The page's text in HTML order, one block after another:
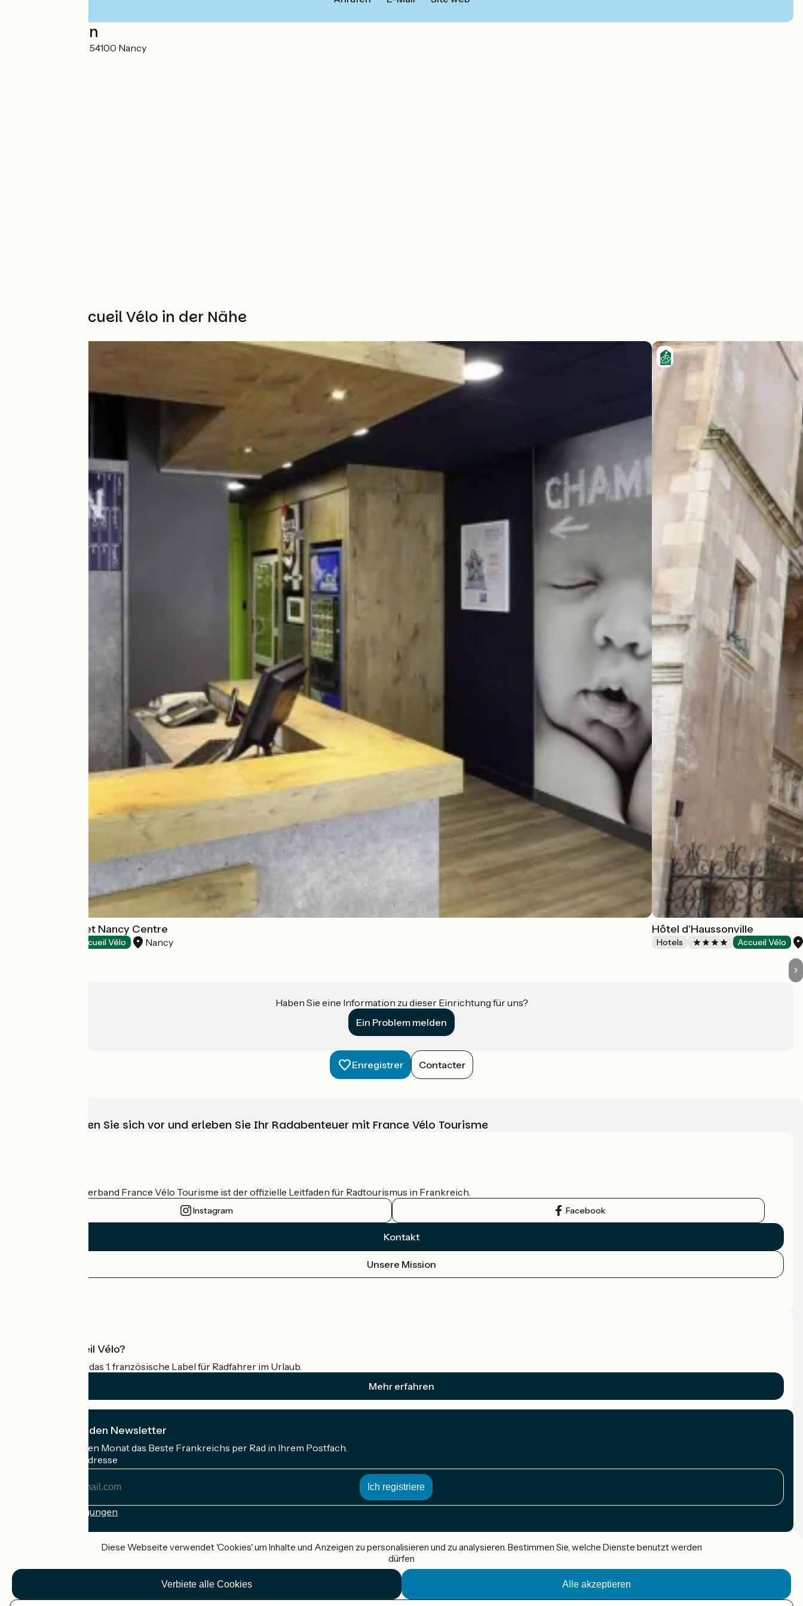
Localisation
5 Rue des Carmes 54100 Nancy
Weitere Accueil Vélo in der Nähe
Hôtel Ibis Budget Nancy Centre
Accueil Vélo Nancy
Hôtel d'Haussonville
Hotels Accueil Vélo
Haben Sie eine Information zu dieser Einrichtung für uns?
Ein Problem melden
Enregistrer Contacter
Wählen, bereiten Sie sich vor und erleben Sie Ihr Radabenteuer mit France Vélo Tourisme
Der nationale Verband France Vélo Tourisme ist der offizielle Leitfaden für Radtourismus in Frankreich.
Instagram Facebook
Kontakt
Unsere Mission
Was ist Accueil Vélo?
Accueil Vélo ist das 1. französische Label für Radfahrer im Urlaub.
Mehr erfahren
Ich abonniere den Newsletter
Erhalten Sie jeden Monat das Beste Frankreichs per Rad in Ihrem Postfach.
Meine E-Mail-Adresse
Anmeldebedingungen
Accueil Vélo Pro
Diese Webseite verwendet 'Cookies' um Inhalte und Anzeigen zu personalisieren und zu analysieren. Bestimmen Sie, welche Dienste benutzt werden
dürfen
Alle akzeptieren
Verbiete alle Cookies